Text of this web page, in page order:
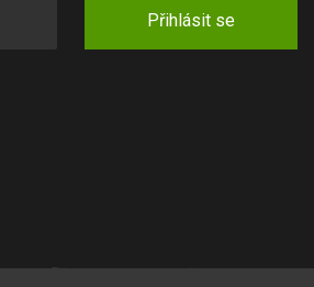
Přihlásit se